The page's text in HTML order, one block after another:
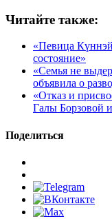
Читайте также:
«Певица
состояние»
«Семья не
объявила о
«Отказ и
Галы Борзовой
Поделиться